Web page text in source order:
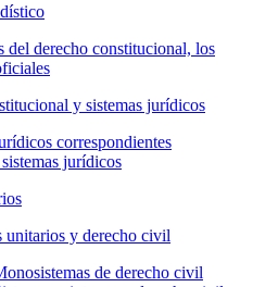
del derecho constitucional, los
y sistemas jurídicos
correspondientes
jurídicos
unitarios y derecho civil
de derecho civil